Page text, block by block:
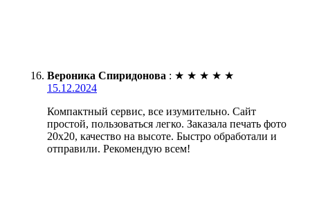
Вероника Спиридонова : ★ ★ ★ ★ ★
15.12.2024
Компактный сервис, все изумительно. Сайт
простой, пользоваться легко. Заказала печать фото
20х20, качество на высоте. Быстро обработали и
отправили. Рекомендую всем!